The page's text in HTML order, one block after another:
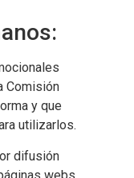
Comisión
y que
utilizarlos.
difusión